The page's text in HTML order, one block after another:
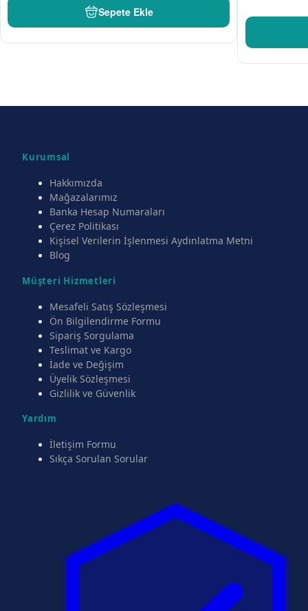
Sepete Ekle
Kurumsal
Hakkımızda
Mağazalarımız
Banka Hesap Numaraları
Çerez Politikası
Kişisel Verilerin İşlenmesi Aydınlatma Metni
Blog
Müşteri Hizmetleri
Mesafeli Satış Sözleşmesi
Ön Bilgilendirme Formu
Sipariş Sorgulama
Teslimat ve Kargo
İade ve Değişim
Üyelik Sözleşmesi
Gizlilik ve Güvenlik
Yardım
İletişim Formu
Sıkça Sorulan Sorular